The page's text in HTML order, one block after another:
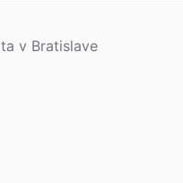
v Bratislave